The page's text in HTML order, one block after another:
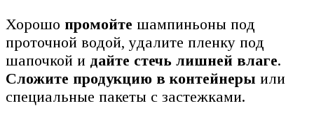
Хорошо промойте шампиньоны под
проточной водой, удалите пленку под
шапочкой и дайте стечь лишней влаге.
Сложите продукцию в контейнеры или
специальные пакеты с застежками.